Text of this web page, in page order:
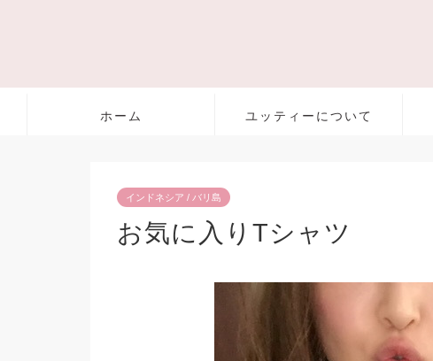
ホーム ユッティーについて
インドネシア / バリ島
お気に入りTシャツ